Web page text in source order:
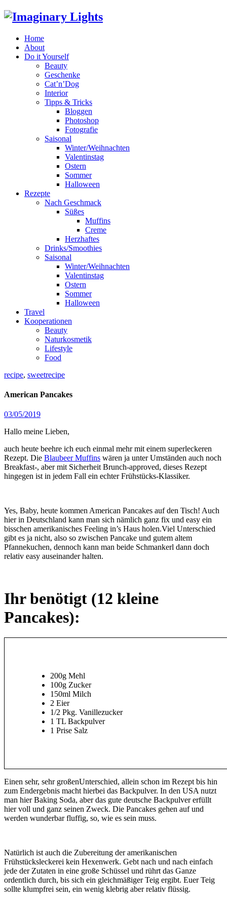
Home
About
Do it Yourself
Beauty
Geschenke
Cat’n’Dog
Interior
Tipps & Tricks
Bloggen
Photoshop
Fotografie
Saisonal
Winter/Weihnachten
Valentinstag
Ostern
Sommer
Halloween
Rezepte
Nach Geschmack
Süßes
Muffins
Creme
Herzhaftes
Drinks/Smoothies
Saisonal
Winter/Weihnachten
Valentinstag
Ostern
Sommer
Halloween
Travel
Kooperationen
Beauty
Naturkosmetik
Lifestyle
Food
recipe, sweetrecipe
American Pancakes
03/05/2019
Hallo meine Lieben,
auch heute beehre ich euch einmal mehr mit einem superleckeren
Rezept. Die Blaubeer Muffins wären ja unter Umständen auch noch
Breakfast-, aber mit Sicherheit Brunch-approved, dieses Rezept
hingegen ist in jedem Fall ein echter Frühstücks-Klassiker.
Yes, Baby, heute kommen American Pancakes auf den Tisch! Auch
hier in Deutschland kann man sich nämlich ganz fix und easy ein
bisschen amerikanisches Feeling in’s Haus holen.Viel Unterschied
gibt es ja nicht, also so zwischen Pancake und gutem altem
Pfannekuchen, dennoch kann man beide Schmankerl dann doch
relativ easy auseinander halten.
Ihr benötigt (12 kleine
Pancakes):
200g Mehl
100g Zucker
150ml Milch
2 Eier
1/2 Pkg. Vanillezucker
1 TL Backpulver
1 Prise Salz
Einen sehr, sehr großenUnterschied, allein schon im Rezept bis hin
zum Endergebnis macht hierbei das Backpulver. In den USA nutzt
man hier Baking Soda, aber das gute deutsche Backpulver erfüllt
hier voll und ganz seinen Zweck. Die Pancakes gehen auf und
werden wunderbar fluffig, so, wie es sein muss.
Natürlich ist auch die Zubereitung der amerikanischen
Frühstücksleckerei kein Hexenwerk. Gebt nach und nach einfach
jede der Zutaten in eine große Schüssel und rührt das Ganze
ordentlich durch, bis sich ein gleichmäßiger Teig ergibt. Euer Teig
sollte klumpfrei sein, ein wenig klebrig aber relativ flüssig.